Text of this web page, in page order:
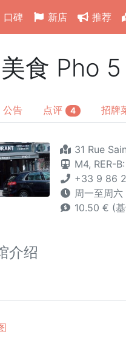
口碑 新店 推荐
食 Pho 5
公告 点评 4 招牌
31 Rue
M4, RER-
+33 9 86
周一至周
10.50 € (
介绍